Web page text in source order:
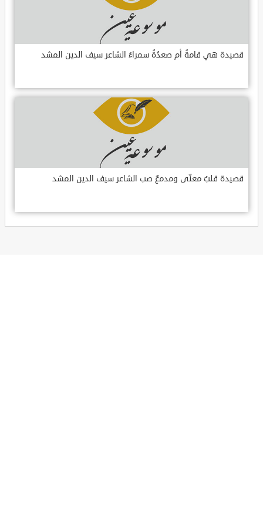
قصيدة هي قامةُ أم صعدُةُ سمراءُ الشاعر سيف الدين المشد
قصيدة قلبٌ معنّى ومدمعٌ صب الشاعر سيف الدين المشد